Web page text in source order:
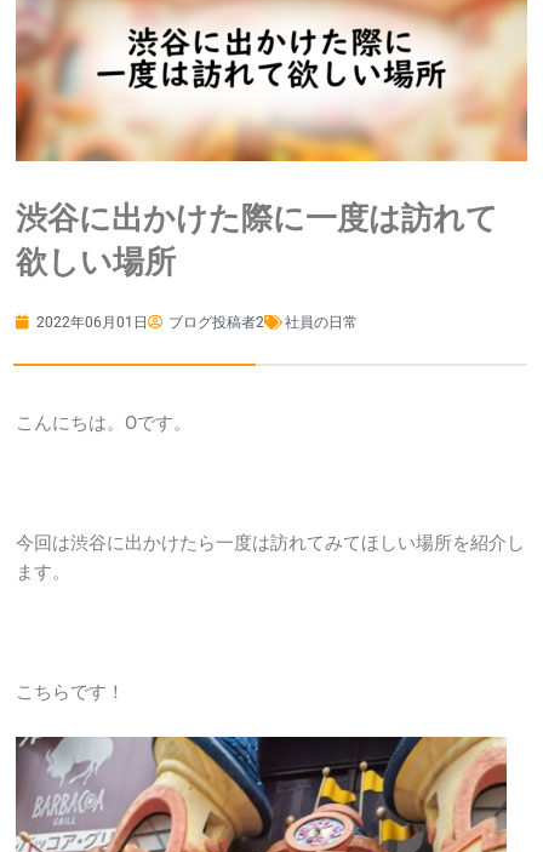
渋谷に出かけた際に一度は訪れて
欲しい場所
2022年06月01日 ブログ投稿者2 社員の日常
こんにちは。Oです。
今回は渋谷に出かけたら一度は訪れてみてほしい場所を紹介し
ます。
こちらです！